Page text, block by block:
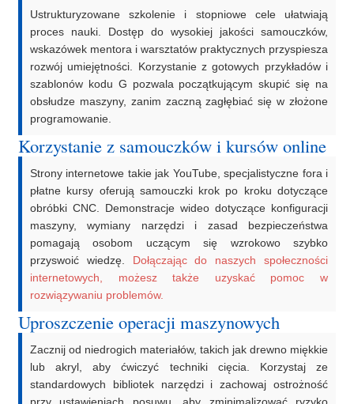
Ustrukturyzowane szkolenie i stopniowe cele ułatwiają
proces nauki. Dostęp do wysokiej jakości samouczków,
wskazówek mentora i warsztatów praktycznych przyspiesza
rozwój umiejętności. Korzystanie z gotowych przykładów i
szablonów kodu G pozwala początkującym skupić się na
obsłudze maszyny, zanim zaczną zagłębiać się w złożone
programowanie.
Korzystanie z samouczków i kursów online
Strony internetowe takie jak YouTube, specjalistyczne fora i
płatne kursy oferują samouczki krok po kroku dotyczące
obróbki CNC. Demonstracje wideo dotyczące konfiguracji
maszyny, wymiany narzędzi i zasad bezpieczeństwa
pomagają osobom uczącym się wzrokowo szybko
przyswoić wiedzę. Dołączając do naszych społeczności
internetowych, możesz także uzyskać pomoc w
rozwiązywaniu problemów.
Uproszczenie operacji maszynowych
Zacznij od niedrogich materiałów, takich jak drewno miękkie
lub akryl, aby ćwiczyć techniki cięcia. Korzystaj ze
standardowych bibliotek narzędzi i zachowaj ostrożność